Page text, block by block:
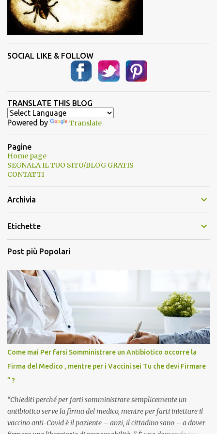
SOCIAL LIKE & FOLLOW
TRANSLATE THIS BLOG
Powered by Translate
Pagine
Home page
SEGNALA IL TUO SITO/BLOG GRATIS
CONTATTI
Archivia
Etichette
Post più Popolari
Come mai Per farsi Somministrare un Antibiotico occorre la
Firma del Medico , mentre per i Vaccini sei Tu che devi Firmare
” ?
“Chiediti perché per farti somministrare semplicemente un
antibiotico serve la firma del medico, mentre per farti iniettare il
vaccino anti-Covid è il paziente – anzi, il cittadino sano – a dover